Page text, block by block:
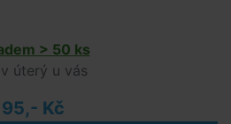
> 50 ks
úterý u vás
95,- Kč